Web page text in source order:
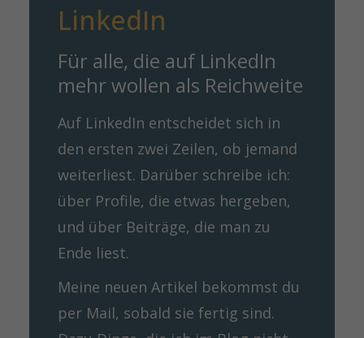
LinkedIn
Für alle, die auf LinkedIn
mehr wollen als Reichweite
Auf LinkedIn entscheidet sich in
den ersten zwei Zeilen, ob jemand
weiterliest. Darüber schreibe ich:
über Profile, die etwas hergeben,
und über Beiträge, die man zu
Ende liest.
Meine neuen Artikel bekommst du
per Mail, sobald sie fertig sind.